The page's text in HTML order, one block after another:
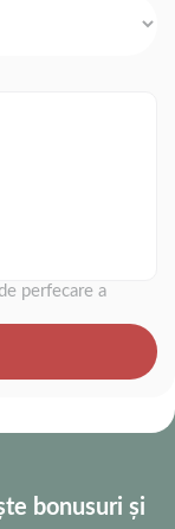
perfecare a
bonusuri și